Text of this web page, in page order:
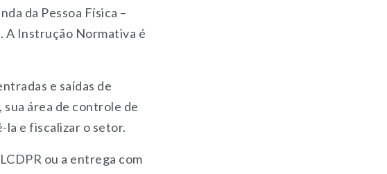
da Pessoa Física –
A Instrução Normativa é
e saídas de
área de controle de
la e fiscalizar o setor.
ou a entrega com